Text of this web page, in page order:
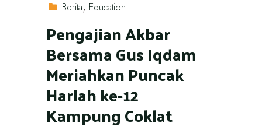
Berita Education
Pengajian Akbar
Bersama Gus Iqdam
Meriahkan Puncak
Harlah ke-12
Kampung Coklat